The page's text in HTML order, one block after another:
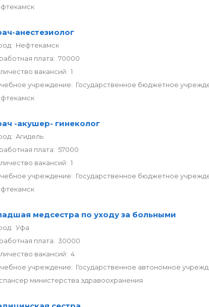
анестезиолог
Нефтекамск
плата: 70000
вакансий: 1
учреждение: Государственное бюджетное
-акушер- гинеколог
Агидель
плата: 57000
вакансий: 1
учреждение: Государственное бюджетное
медсестра по уходу за больными
Уфа
плата: 30000
вакансий: 4
учреждение: Государственное автономное
министерства здравоохранения